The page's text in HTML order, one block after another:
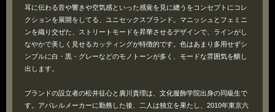
耳に伝わる音や響きや空気感といった感覚を見に纏うをコンセプトにコレ
クションを展開をしてる、ユニセックスブランド。マニッシュとフェミニ
ンを織り交ぜた、ストリートモードを昇華させるデザインで、ラインがし
なやかで美しく見せるカッティングが特徴的です。色はあまり多用せずシ
ンプルに白・黒・グレーなどのモノトーンが多く、モードな雰囲気を醸し
出します。
ブランドの設立者の松井征心と廣川貴理は、文化服飾学院出身の同級生で
す。アパレルメーカーに勤務した後、二人は独立を果たし、2010年東京六